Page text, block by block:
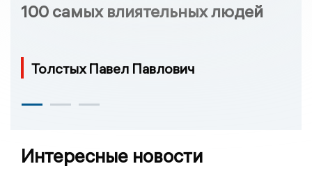
100 самых влиятельных людей
Толстых Павел Павлович
Интересные новости